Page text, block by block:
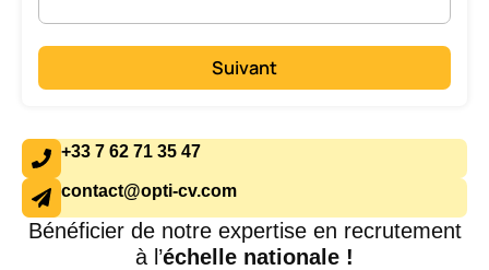
Suivant
+33 7 62 71 35 47
contact@opti-cv.com
Bénéficier de notre expertise en recrutement
à l’échelle nationale !